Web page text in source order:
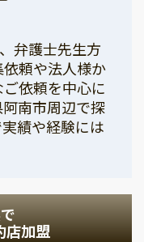
弁護士先生方
頼や法人様か
依頼を中心に
南市周辺で探
績や経験には
店加盟